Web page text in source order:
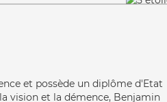
et possède un diplôme d'Etat
vision et la démence, Benjamin